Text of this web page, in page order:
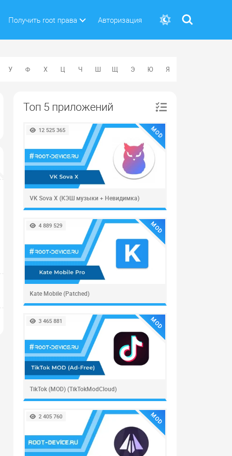
Получить root права Авторизация
Поиск
У Ф Х Ц Ч Ш Щ Э Ю Я
Топ 5 приложений
MOD
12 525 365
VK Sova X (КЭШ музыки + Невидимка)
MOD
4 889 529
Kate Mobile (Patched)
MOD
3 465 881
TikTok (MOD) (TikTokModCloud)
MOD
2 405 760